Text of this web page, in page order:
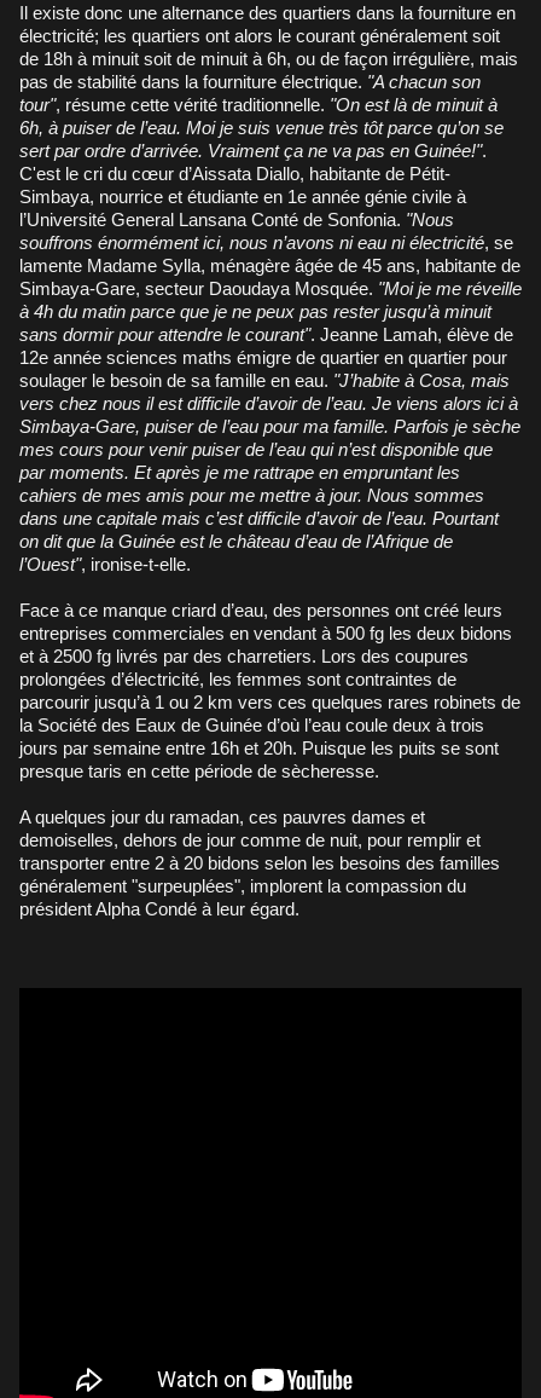
Il existe donc une alternance des quartiers dans la fourniture en
électricité; les quartiers ont alors le courant généralement soit
de 18h à minuit soit de minuit à 6h, ou de façon irrégulière, mais
pas de stabilité dans la fourniture électrique. "A chacun son
tour", résume cette vérité traditionnelle. "On est là de minuit à
6h, à puiser de l’eau. Moi je suis venue très tôt parce qu’on se
sert par ordre d’arrivée. Vraiment ça ne va pas en Guinée!".
C'est le cri du cœur d’Aissata Diallo, habitante de Pétit-
Simbaya, nourrice et étudiante en 1e année génie civile à
l’Université General Lansana Conté de Sonfonia. "Nous
souffrons énormément ici, nous n’avons ni eau ni électricité, se
lamente Madame Sylla, ménagère âgée de 45 ans, habitante de
Simbaya-Gare, secteur Daoudaya Mosquée. "Moi je me réveille
à 4h du matin parce que je ne peux pas rester jusqu’à minuit
sans dormir pour attendre le courant". Jeanne Lamah, élève de
12e année sciences maths émigre de quartier en quartier pour
soulager le besoin de sa famille en eau. "J’habite à Cosa, mais
vers chez nous il est difficile d’avoir de l’eau. Je viens alors ici à
Simbaya-Gare, puiser de l’eau pour ma famille. Parfois je sèche
mes cours pour venir puiser de l’eau qui n’est disponible que
par moments. Et après je me rattrape en empruntant les
cahiers de mes amis pour me mettre à jour. Nous sommes
dans une capitale mais c’est difficile d’avoir de l’eau. Pourtant
on dit que la Guinée est le château d’eau de l’Afrique de
l’Ouest", ironise-t-elle.
Face à ce manque criard d’eau, des personnes ont créé leurs
entreprises commerciales en vendant à 500 fg les deux bidons
et à 2500 fg livrés par des charretiers. Lors des coupures
prolongées d’électricité, les femmes sont contraintes de
parcourir jusqu’à 1 ou 2 km vers ces quelques rares robinets de
la Société des Eaux de Guinée d’où l’eau coule deux à trois
jours par semaine entre 16h et 20h. Puisque les puits se sont
presque taris en cette période de sècheresse.
A quelques jour du ramadan, ces pauvres dames et
demoiselles, dehors de jour comme de nuit, pour remplir et
transporter entre 2 à 20 bidons selon les besoins des familles
généralement "surpeuplées", implorent la compassion du
président Alpha Condé à leur égard.